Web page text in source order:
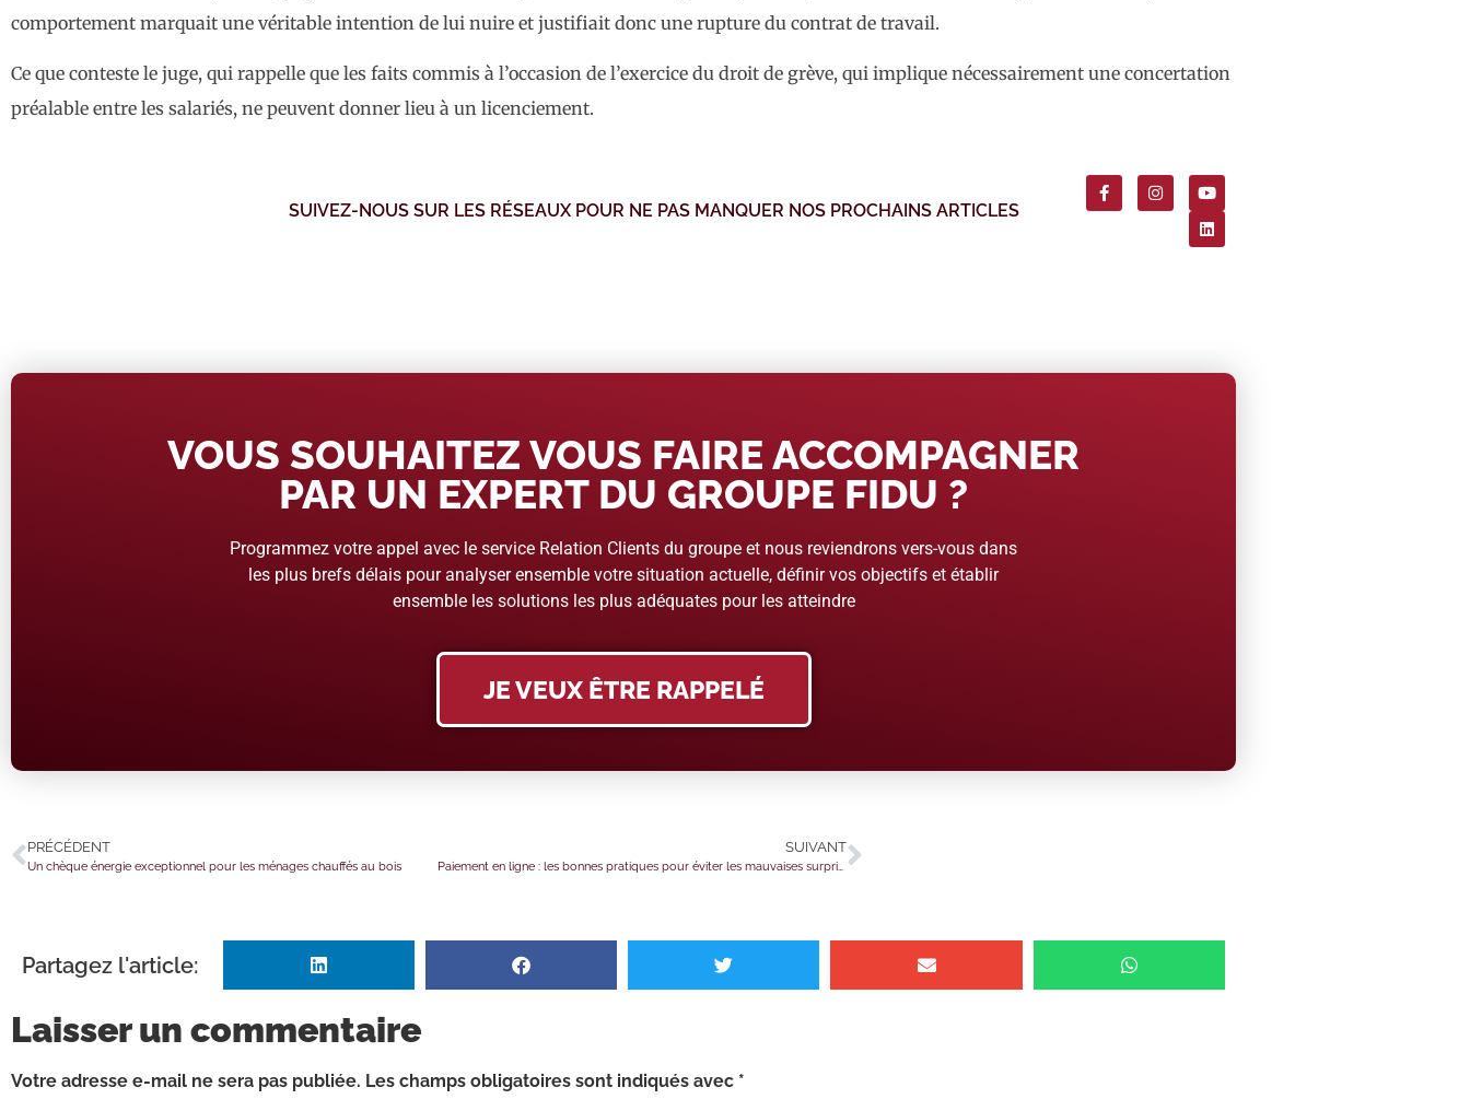
comportement marquait une véritable intention de lui nuire et justifiait donc une rupture du contrat de travail.
Ce que conteste le juge, qui rappelle que les faits commis à l’occasion de l’exercice du droit de grève, qui implique nécessairement une concertation
préalable entre les salariés, ne peuvent donner lieu à un licenciement.
SUIVEZ-NOUS SUR LES RÉSEAUX POUR NE PAS MANQUER NOS PROCHAINS ARTICLES
VOUS SOUHAITEZ VOUS FAIRE ACCOMPAGNER
PAR UN EXPERT DU GROUPE FIDU ?
Programmez votre appel avec le service Relation Clients du groupe et nous reviendrons vers-vous dans
les plus brefs délais pour analyser ensemble votre situation actuelle, définir vos objectifs et établir
ensemble les solutions les plus adéquates pour les atteindre
JE VEUX ÊTRE RAPPELÉ
PRÉCÉDENT
Un chèque énergie exceptionnel pour les ménages chauffés au bois
SUIVANT
Paiement en ligne : les bonnes pratiques pour éviter les mauvaises surprises
Partagez l'article:
Laisser un commentaire
Votre adresse e-mail ne sera pas publiée. Les champs obligatoires sont indiqués avec *